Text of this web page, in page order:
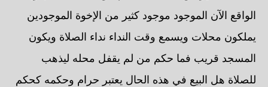
الواقع الآن الموجود موجود كثير من الإخوة الموجودين
يملكون محلات ويسمع وقت النداء نداء الصلاة ويكون
المسجد قريب فما حكم من لم يقفل محله ليذهب
للصلاة هل البيع في هذه الحال يعتبر حرام وحكمه كحكم